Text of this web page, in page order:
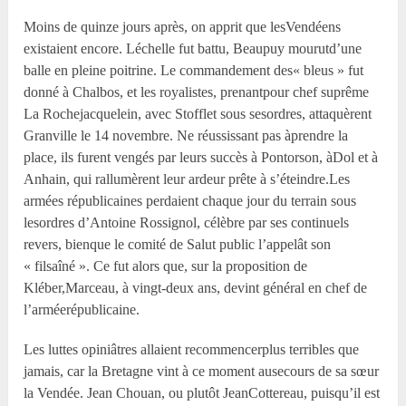
Moins de quinze jours après, on apprit que lesVendéens
existaient encore. Léchelle fut battu, Beaupuy mourutd’une
balle en pleine poitrine. Le commandement des« bleus » fut
donné à Chalbos, et les royalistes, prenantpour chef suprême
La Rochejacquelein, avec Stofflet sous sesordres, attaquèrent
Granville le 14 novembre. Ne réussissant pas àprendre la
place, ils furent vengés par leurs succès à Pontorson, àDol et à
Anhain, qui rallumèrent leur ardeur prête à s’éteindre.Les
armées républicaines perdaient chaque jour du terrain sous
lesordres d’Antoine Rossignol, célèbre par ses continuels
revers, bienque le comité de Salut public l’appelât son
« filsaîné ». Ce fut alors que, sur la proposition de
Kléber,Marceau, à vingt-deux ans, devint général en chef de
l’arméerépublicaine.
Les luttes opiniâtres allaient recommencerplus terribles que
jamais, car la Bretagne vint à ce moment ausecours de sa sœur
la Vendée. Jean Chouan, ou plutôt JeanCottereau, puisqu’il est